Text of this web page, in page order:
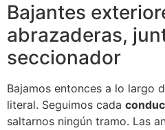
Bajantes
abrazaderas,
seccionador
Bajamos entonces a lo largo
literal. Seguimos cada
saltarnos ningún tramo. Las